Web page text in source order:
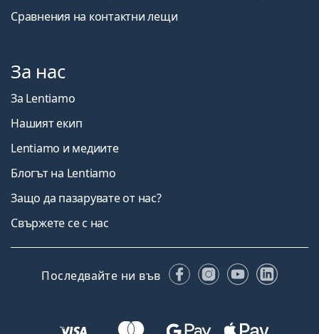
Сравнения на контактни лещи
За нас
За Lentiamo
Нашият екип
Lentiamo и медиите
Блогът на Lentiamo
Защо да пазарувате от нас?
Свържете се с нас
Последвайте ни във FacebookInstagram
YouTube